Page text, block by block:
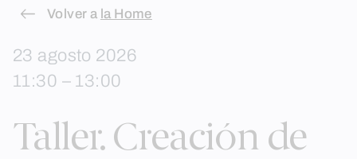
Skip
content
Volver a la Home
23 agosto 2026
11:30 – 13:00
Taller. Creación de